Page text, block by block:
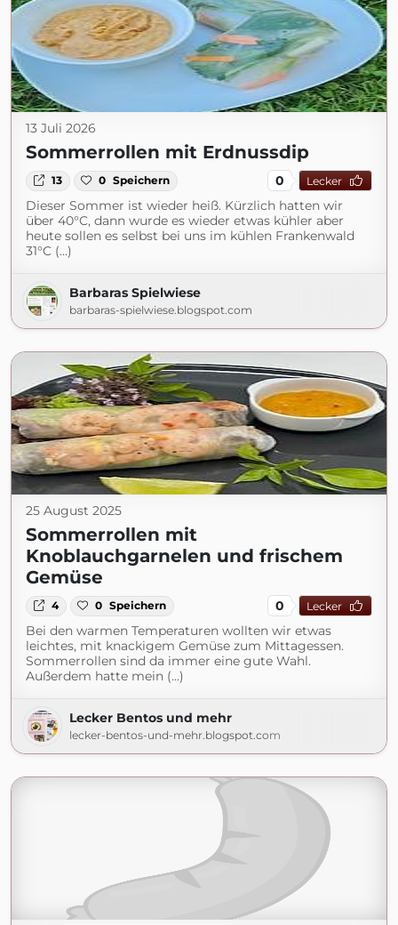
13 Juli 2026
Sommerrollen mit Erdnussdip
13 0 Speichern 0 Lecker
Dieser Sommer ist wieder heiß. Kürzlich hatten wir
über 40°C, dann wurde es wieder etwas kühler aber
heute sollen es selbst bei uns im kühlen Frankenwald
31°C (...)
Barbaras Spielwiese
barbaras-spielwiese.blogspot.com
25 August 2025
Sommerrollen mit
Knoblauchgarnelen und frischem
Gemüse
4 0 Speichern 0 Lecker
Bei den warmen Temperaturen wollten wir etwas
leichtes, mit knackigem Gemüse zum Mittagessen.
Sommerrollen sind da immer eine gute Wahl.
Außerdem hatte mein (...)
Lecker Bentos und mehr
lecker-bentos-und-mehr.blogspot.com